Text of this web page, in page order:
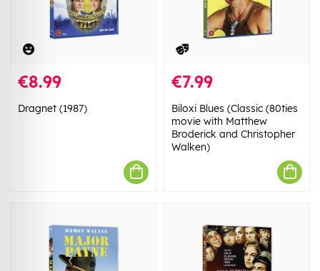
€8.99
Dragnet (1987)
€7.99
Biloxi Blues (Classic (80ties
movie with Matthew
Broderick and Christopher
Walken)